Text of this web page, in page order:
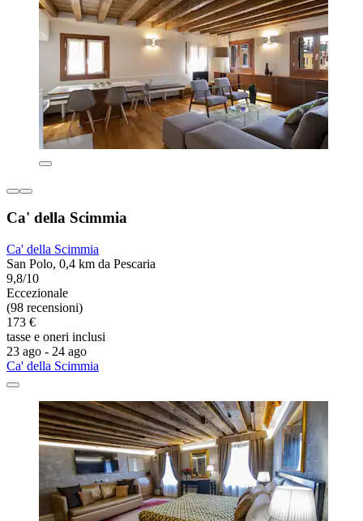
Ca' della Scimmia
Ca' della Scimmia
San Polo, 0,4 km da Pescaria
9,8/10
Eccezionale
(98 recensioni)
173 €
tasse e oneri inclusi
23 ago - 24 ago
Ca' della Scimmia